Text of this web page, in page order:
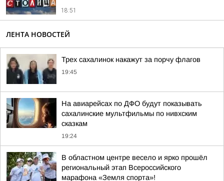
18:51
ЛЕНТА НОВОСТЕЙ
Трех сахалинок накажут за порчу флагов
19:45
На авиарейсах по ДФО будут показывать
сахалинские мультфильмы по нивхским
сказкам
19:24
В областном центре весело и ярко прошёл
региональный этап Всероссийского
марафона «Земля спорта»!